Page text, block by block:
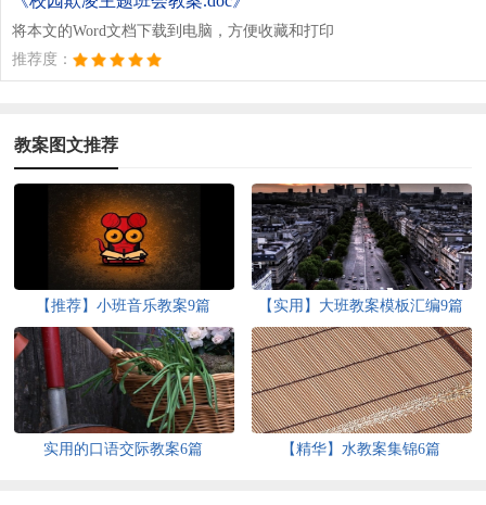
将本文的Word文档下载到电脑，方便收藏和打印
推荐度：
教案图文推荐
【推荐】小班音乐教案9篇 【实用】大班教案模板汇编9篇
实用的口语交际教案6篇 【精华】水教案集锦6篇